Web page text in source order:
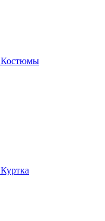
Костюмы
Куртка